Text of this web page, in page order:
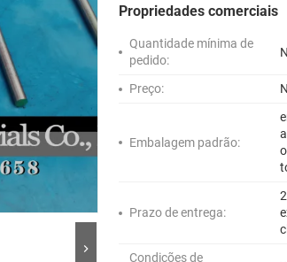
Propriedades comerciais
Quantidade mínima de
pedido:
Preço:
Embalagem padrão:
Prazo de entrega:
Condições de